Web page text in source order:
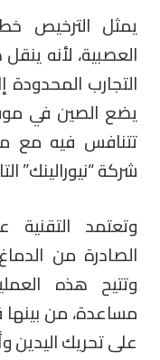
يمثل الترخيص
العصبية، لأنه
التجارب المحدودة
يضع الصين في
تتنافس فيه مع
شركة “نيورالينك”
وتعتمد التقنية
الصادرة من
وتتيح هذه
مساعدة، من
على تحريك اليدين